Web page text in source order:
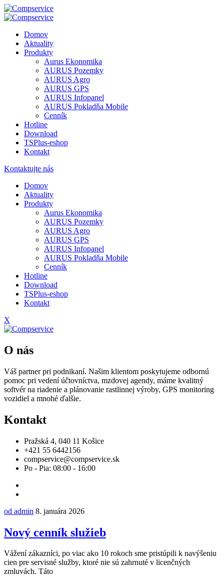
Domov
Aktuality
Produkty
Aurus Ekonomika
AURUS Pozemky
AURUS Agro
AURUS GPS
AURUS Infopanel
AURUS Pokladňa Mobile
Cenník
Hotline
Download
TSPlus-eshop
Kontakt
Kontaktujte nás
Domov
Aktuality
Produkty
Aurus Ekonomika
AURUS Pozemky
AURUS Agro
AURUS GPS
AURUS Infopanel
AURUS Pokladňa Mobile
Cenník
Hotline
Download
TSPlus-eshop
Kontakt
X
O nás
Váš partner pri podnikaní. Našim klientom poskytujeme odbornú
pomoc pri vedení účtovníctva, mzdovej agendy, máme kvalitný
softvér na riadenie a plánovanie rastlinnej výroby, GPS monitoring
vozidiel a mnohé ďalšie.
Kontakt
Pražská 4, 040 11 Košice
+421 55 6442156
compservice@compservice.sk
Po - Pia: 08:00 - 16:00
od admin 8. januára 2026
Nový cenník služieb
Vážení zákazníci, po viac ako 10 rokoch sme pristúpili k navýšeniu
cien pre servisné služby, ktoré nie sú zahrnuté v licenčných
zmluvách. Táto